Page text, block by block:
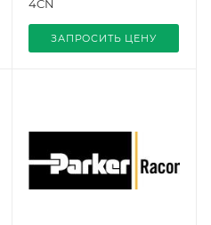
4CN
ЗАПРОСИТЬ ЦЕНУ